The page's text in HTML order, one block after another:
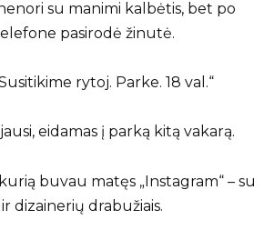
su manimi kalbėtis, bet po
pasirodė žinutė.
rytoj. Parke. 18 val.“
eidamas į parką kitą vakarą.
buvau matęs „Instagram“ – su
dizainerių drabužiais.